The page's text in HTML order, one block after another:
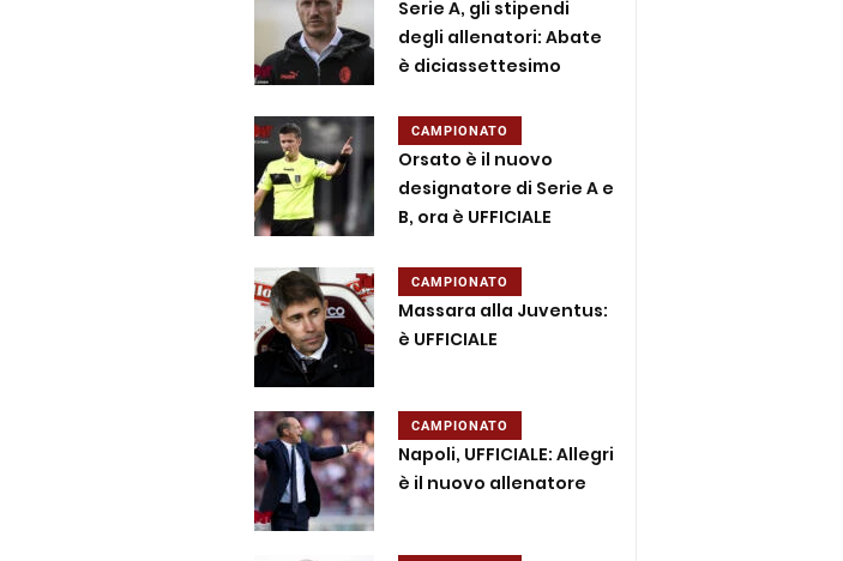
Serie A, gli stipendi
degli allenatori: Abate
è diciassettesimo
CAMPIONATO
Orsato è il nuovo
designatore di Serie A e
B, ora è UFFICIALE
CAMPIONATO
Massara alla Juventus:
è UFFICIALE
CAMPIONATO
Napoli, UFFICIALE: Allegri
è il nuovo allenatore